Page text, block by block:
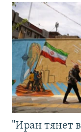
"Иран тянет